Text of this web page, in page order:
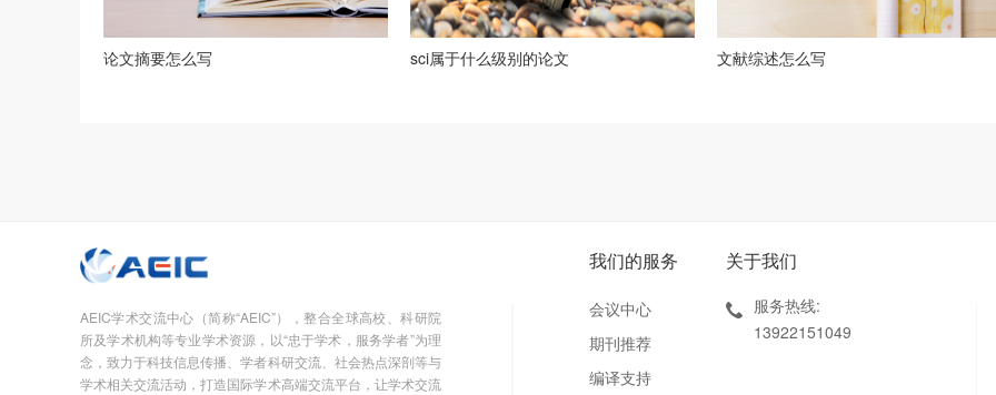
论文摘要怎么写 sci属于什么级别的论文 文献综述怎么写
AEIC学术交流中心（简称“AEIC”），整合全球高校、科研院
所及学术机构等专业学术资源，以“忠于学术，服务学者”为理
念，致力于科技信息传播、学者科研交流、社会热点深剖等与
学术相关交流活动，打造国际学术高端交流平台，让学术交流
我们的服务
会议中心
期刊推荐
编译支持
关于我们
服务热线:
13922151049